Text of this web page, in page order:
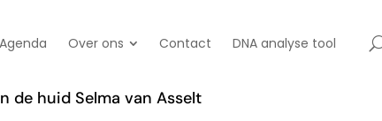
Agenda Over ons Contact DNA analyse tool
de huid Selma van Asselt